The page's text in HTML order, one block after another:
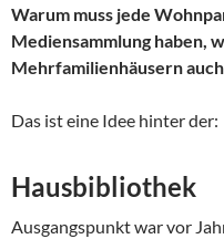
Warum muss jede
Mediensammlung haben,
Mehrfamilienhäusern
Das ist eine Idee hinter der:
Hausbibliothek
Ausgangspunkt war vor